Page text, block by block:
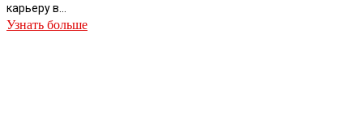
карьеру в...
Узнать больше